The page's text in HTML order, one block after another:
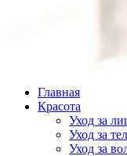
Главная
Красота
Уход за
Уход за
Уход за